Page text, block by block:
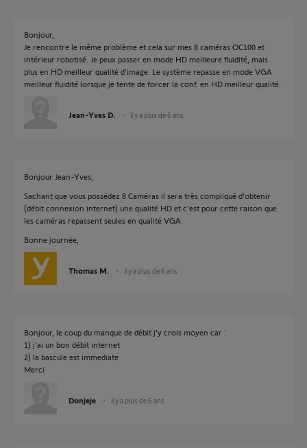
Bonjour,
Je rencontre le même problème et cela sur mes 8 caméras OC100 et
intérieur robotisé. Je peux passer en mode HD meilleure fluidité, mais
plus en HD meilleur qualité d'image. Le système repasse en mode VGA
meilleur fluidité lorsque je tente de forcer la conf. en HD meilleur qualité.
Jean-Yves D. il y a plus de 6 ans
Bonjour Jean-Yves,
Sachant que vous possédez 8 Caméras il sera très compliqué d'obtenir
(débit connexion internet) une qualité HD et c'est pour cette raison que
les caméras repassent seules en qualité VGA.
Bonne journée,
Thomas M. il y a plus de 6 ans
Bonjour, le coup du manque de débit j'y crois moyen car :
1) j'ai un bon débit internet
2) la bascule est immediate
Merci
Donjeje il y a plus de 6 ans